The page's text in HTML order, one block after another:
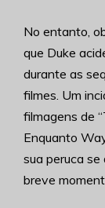
No entanto,
que Duke
durante as
filmes. Um
filmagens de
Enquanto
sua peruca se
breve